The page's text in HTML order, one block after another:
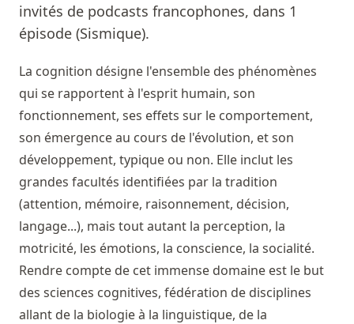
invités de podcasts francophones, dans 1
épisode (Sismique).
La cognition désigne l'ensemble des phénomènes
qui se rapportent à l'esprit humain, son
fonctionnement, ses effets sur le comportement,
son émergence au cours de l'évolution, et son
développement, typique ou non. Elle inclut les
grandes facultés identifiées par la tradition
(attention, mémoire, raisonnement, décision,
langage...), mais tout autant la perception, la
motricité, les émotions, la conscience, la socialité.
Rendre compte de cet immense domaine est le but
des sciences cognitives, fédération de disciplines
allant de la biologie à la linguistique, de la